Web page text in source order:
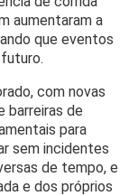
aumentaram a
que eventos
com novas
barreiras de
para
sem incidentes
de tempo, e
e dos próprios